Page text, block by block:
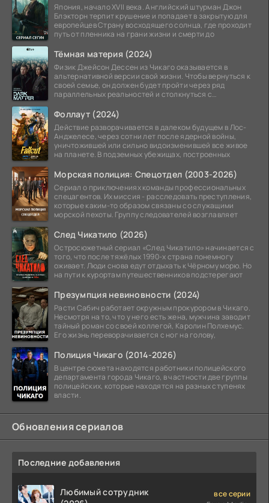
Япония, начало XVII века. Английский штурман Джон
Блэкторн терпит крушение и попадает в закрытую для
европейцев Страну восходящего солнца, где проходит
путь от пленника на грани жизни и смерти до
Тёмная материя (2024)
Физик Джейсон Дессен из Чикаго оказывается в
альтернативной версии свой жизни. Чтобы вернуться к
своей семье, он должен будет пройти через ряд
параллельных реальностей и столкнуться с
Фоллаут (2024)
Действие разворачивается в далеком будущем в Лос-
Анджелесе, через сотни лет после ядерной войны,
уничтожившей или сильно видоизменившей все живое
на планете. В подземных убежищах, построенных
Морская полиция: Спецотдел (2003-2026)
Сериал о приключениях команды профессиональных
спецагентов. Их миссия - расследовать преступления,
которые каким-то образом связаны со служащими
морской пехоты. Группу следователей возглавляет
След Чикатило (2026)
Остросюжетный сериал «След Чикатило» начинается с
того, что после тяжёлых 1990-х страна понемногу
оживает. Люди снова едут отдыхать к Чёрному морю. Но
на пути к курортам путешественников подстерегают
Презумпция невиновности (2024)
Расти Сабич работает окружным прокурором в Чикаго.
Несмотря на то, что у него есть жена, мужчина заводит
тайный роман со своей коллегой, Каролин Полхемус.
Его жизнь переворачивается с ног на голову,
Полиция Чикаго (2014-2026)
В центре сюжета находятся работники полицейского
департамента города Чикаго, в частности две группы
полицейских, которые находятся на разных ступенях
власти.
Обновления сериалов
Последние добавления
Любимый сотрудник
все серии